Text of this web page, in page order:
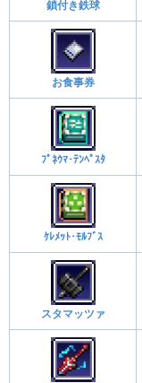
鎖付き鉄球
お食事券
ﾌﾟﾈｳﾏ･ﾃﾝﾍﾟｽﾀ
ｹﾚﾒｯﾄ･ﾓﾙﾌﾞｽ
スタマッツァ